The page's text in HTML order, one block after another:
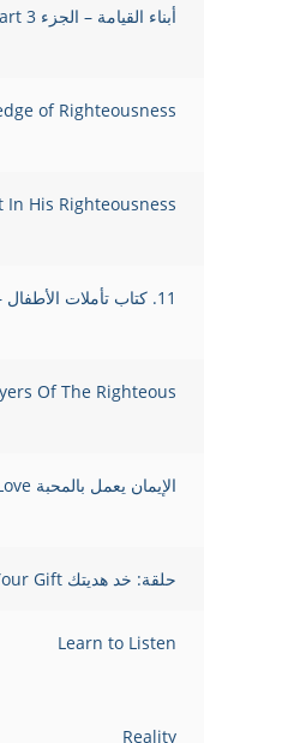
أبناء القيامة – الجزء Sons of the Resurrection – Part 3
of Righteousness
In His Righteousness
11. كتاب تأملات الأطفال – نوفمبر 2024
Of The Righteous
الإيمان يعمل بالمحبة Faith Works By Love
حلقة: خد هديتك Episode: Take Your Gift
Learn to Listen
Reality